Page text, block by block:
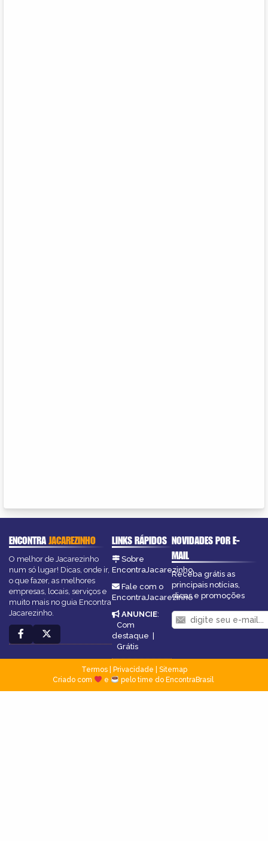
ENCONTRAJACAREZINHO
O melhor de Jacarezinho
num só lugar! Dicas, onde ir,
o que fazer, as melhores
empresas, locais, serviços e
muito mais no guia Encontra
Jacarezinho.
LINKS RÁPIDOS
Sobre
EncontraJacarezinho
Fale com o
EncontraJacarezinho
ANUNCIE:
Com
destaque
Grátis
NOVIDADES POR E-
MAIL
Receba grátis as
principais notícias,
dicas e promoções
Termos| Privacidade
Sitemap
Criado com
e pelo time do EncontraBrasil